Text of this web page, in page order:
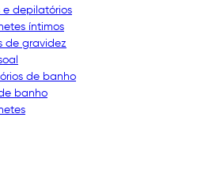
e depilatórios
íntimos
de gravidez
de banho
banho